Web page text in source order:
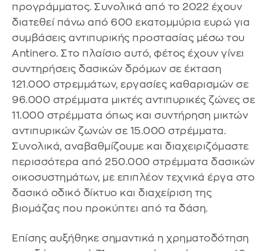
προγράμματος. Συνολικά από το 2022 έχουν
διατεθεί πάνω από 600 εκατομμύρια ευρώ για
συμβάσεις αντιπυρικής προστασίας μέσω του
Antinero. Στο πλαίσιο αυτό, φέτος έχουν γίνει
συντηρήσεις δασικών δρόμων σε έκταση
121.000 στρεμμάτων, εργασίες καθαρισμών σε
96.000 στρέμματα μικτές αντιπυρικές ζώνες σε
11.000 στρέμματα όπως και συντήρηση μικτών
αντιπυρικών ζωνών σε 15.000 στρέμματα.
Συνολικά, αναβαθμίζουμε και διαχειριζόμαστε
περισσότερα από 250.000 στρέμματα δασικών
οικοσυστημάτων, με επιπλέον τεχνικά έργα στο
δασικό οδικό δίκτυο και διαχείριση της
βιομάζας που προκύπτει από τα δάση.
Επίσης αυξήθηκε σημαντικά η χρηματοδότηση